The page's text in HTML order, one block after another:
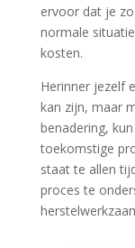
ervoor dat je
normale
kosten.​
Herinner jezelf
kan zijn, maar
benadering,
toekomstige
staat te allen
proces te